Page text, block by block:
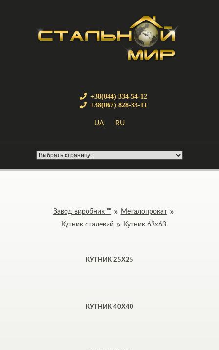
+38(044) 334-54-12
+38(067) 828-33-11
UA RU
Завод виробник ""
Металопрокат
Кутник сталевий
Кутник 63х63
КУТНИК 25Х25
КУТНИК 40Х40